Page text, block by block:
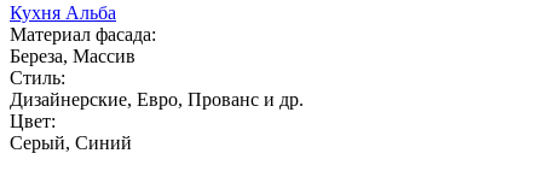
Кухня Альба
Материал фасада:
Береза, Массив
Стиль:
Дизайнерские, Евро, Прованс и др.
Цвет:
Серый, Синий